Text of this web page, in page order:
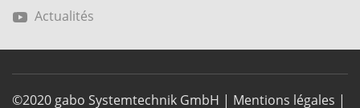
Actualités
©2020 gabo Systemtechnik GmbH | Mentions légales |